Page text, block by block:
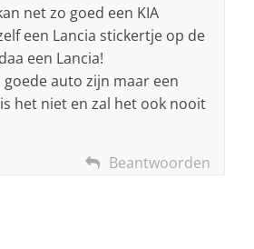
net zo goed een KIA
een Lancia stickertje op de
een Lancia!
goede auto zijn maar een
het niet en zal het ook nooit
Beantwoorden